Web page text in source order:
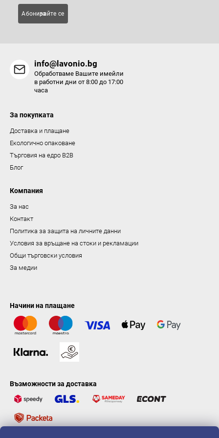
Абонирайте се за
info@lavonio.bg
Обработваме Вашите имейли
в работни дни от 8:00 до 17:00
часа
За покупката
Доставка и плащане
Екологично опаковане
Търговия на едро B2B
Блог
Компания
За нас
Контакт
Политика за защита на личните данни
Условия за връщане на стоки и рекламации
Общи търговски условия
За медии
Начини на плащане
Възможности за доставка